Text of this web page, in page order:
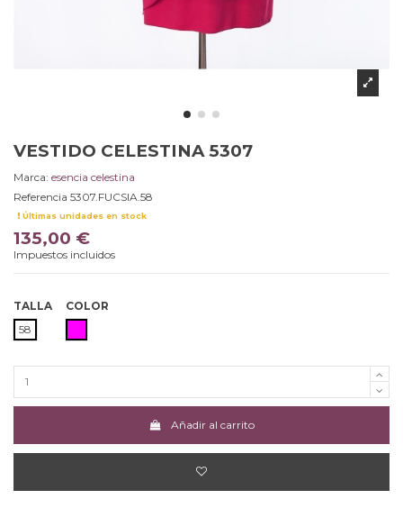
VESTIDO CELESTINA 5307
Marca: esencia celestina
Referencia 5307.FUCSIA.58
Últimas unidades en stock
135,00 €
Impuestos incluidos
TALLA
58
COLOR
Añadir al carrito